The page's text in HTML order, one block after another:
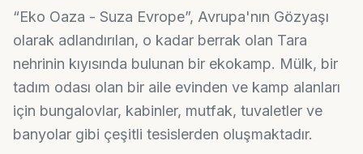
“Eko Oaza - Suza Evrope”, Avrupa'nın Gözyaşı
olarak adlandırılan, o kadar berrak olan Tara
nehrinin kıyısında bulunan bir ekokamp. Mülk, bir
tadım odası olan bir aile evinden ve kamp alanları
için bungalovlar, kabinler, mutfak, tuvaletler ve
banyolar gibi çeşitli tesislerden oluşmaktadır.